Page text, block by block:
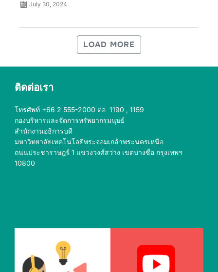
July 30, 2024
LOAD MORE
ติดต่อเรา
โทรศัพท์ +66 2 555-2000 ต่อ 1190 , 1159
กองบริหารและจัดการทรัพยากรมนุษย์
สำนักงานอธิการบดี
มหาวิทยาลัยเทคโนโลยีพระจอมเกล้าพระนครเหนือ
ถนนประชาราษฎร์ 1 แขวงวงศ์สว่าง เขตบางซื่อ กรุงเทพฯ
10800